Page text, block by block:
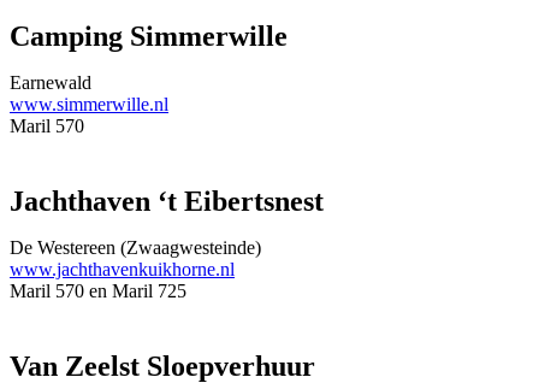
Camping Simmerwille
Earnewald
www.simmerwille.nl
Maril 570
Jachthaven ‘t Eibertsnest
De Westereen (Zwaagwesteinde)
www.jachthavenkuikhorne.nl
Maril 570 en Maril 725
Van Zeelst Sloepverhuur